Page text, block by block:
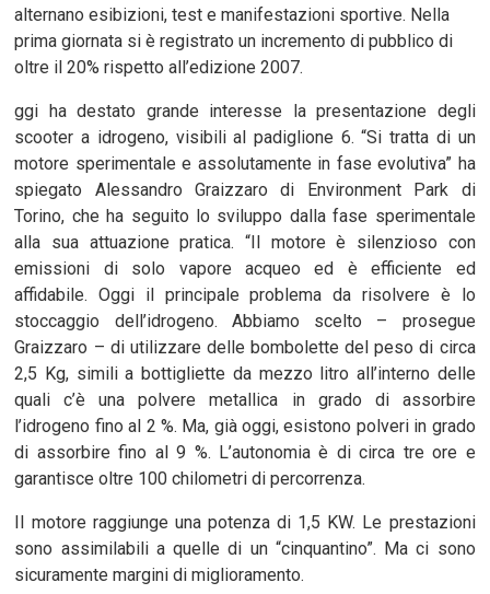
alternano esibizioni, test e manifestazioni sportive. Nella
prima giornata si è registrato un incremento di pubblico di
oltre il 20% rispetto all’edizione 2007.
ggi ha destato grande interesse la presentazione degli
scooter a idrogeno, visibili al padiglione 6. “Si tratta di un
motore sperimentale e assolutamente in fase evolutiva” ha
spiegato Alessandro Graizzaro di Environment Park di
Torino, che ha seguito lo sviluppo dalla fase sperimentale
alla sua attuazione pratica. “Il motore è silenzioso con
emissioni di solo vapore acqueo ed è efficiente ed
affidabile. Oggi il principale problema da risolvere è lo
stoccaggio dell’idrogeno. Abbiamo scelto – prosegue
Graizzaro – di utilizzare delle bombolette del peso di circa
2,5 Kg, simili a bottigliette da mezzo litro all’interno delle
quali c’è una polvere metallica in grado di assorbire
l’idrogeno fino al 2 %. Ma, già oggi, esistono polveri in grado
di assorbire fino al 9 %. L’autonomia è di circa tre ore e
garantisce oltre 100 chilometri di percorrenza.
Il motore raggiunge una potenza di 1,5 KW. Le prestazioni
sono assimilabili a quelle di un “cinquantino”. Ma ci sono
sicuramente margini di miglioramento.